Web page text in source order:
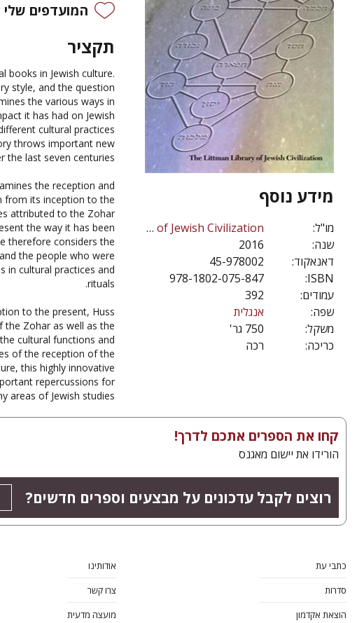
מידע נוסף
מו"ל:
The Littman Library of Jewish Civilization
שנה:
2016
דאנאקוד:
45-978002
ISBN:
978-1802-075-847
עמודים:
392
שפה:
אנגלית
משקל:
750 גר'
כריכה:
רכה
המועדפים שלי
תקציר
books in Jewish culture.
style, and the question
the various ways in
it has had on Jewish
cultural practices
throws important new
the last seven centuries.
the reception and
from its inception to the
attributed to the Zohar
the way it has been
therefore considers the
the people who were
in cultural practices and
rituals.
to the present, Huss
Zohar as well as the
cultural functions and
of the reception of the
this highly innovative
repercussions for
areas of Jewish studies.
קחו את הספרים אתכם לדרך!
הורידו את יישום מאגנס
רוצים לקבל עדכונים על מבצעים וספרים חדשים?
כתבי עת
סדרות
הוצאת אקדמון
אודותינו
צרו קשר
מועצה מדעית